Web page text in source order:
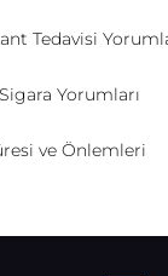
Tedavisi
Yorumları
ve Önlemleri